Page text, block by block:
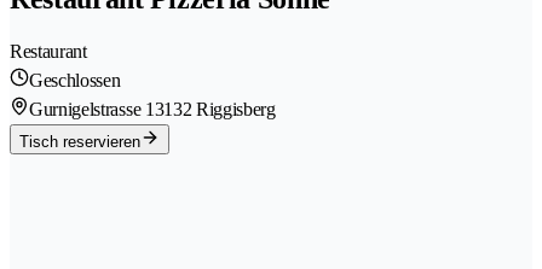
Restaurant
Geschlossen
Gurnigelstrasse 13132 Riggisberg
Tisch reservieren